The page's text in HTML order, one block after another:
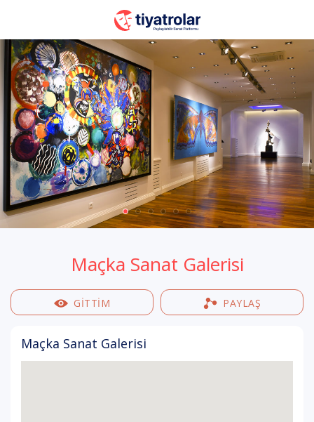
Maçka Sanat Galerisi
GİTTİM PAYLAŞ
Maçka Sanat Galerisi